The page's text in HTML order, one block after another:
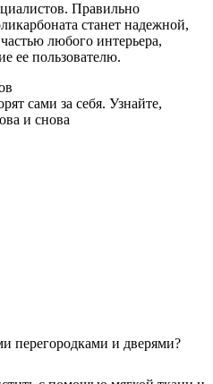
Правильно
станет надежной,
любого интерьера,
ее пользователю.
сами за себя. Узнайте,
и снова
перегородками и дверями?